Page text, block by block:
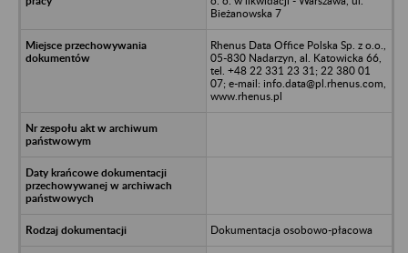
Bieżanowska 7
Rhenus Data Office Polska Sp. z o.o.,
05-830 Nadarzyn, al. Katowicka 66,
tel. +48 22 331 23 31; 22 380 01
07; e-mail: info.data@pl.rhenus.com,
www.rhenus.pl
Dokumentacja osobowo-płacowa